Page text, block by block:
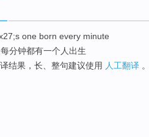
one born every minute
分钟都有一个人出生
结果，长、整句建议使用 人工翻译